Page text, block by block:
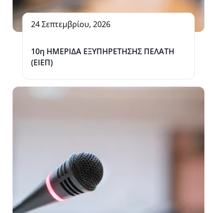
24 Σεπτεμβρίου, 2026
10η ΗΜΕΡΙΔΑ ΕΞΥΠΗΡΕΤΗΣΗΣ ΠΕΛΑΤΗ
(ΕΙΕΠ)